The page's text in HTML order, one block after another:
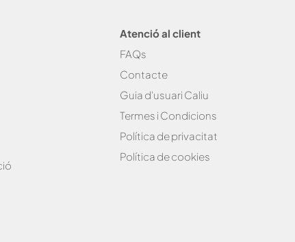
Atenció al client
FAQs
Contacte
Guia d'usuari Caliu
Termes i Condicions
Política de privacitat
Política de cookies